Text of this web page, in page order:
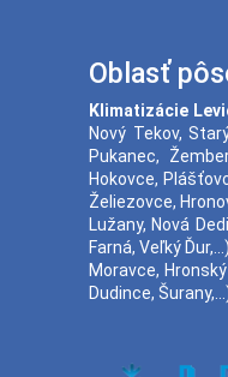
Oblasť
Klimatizácie
Nový Tekov,
Pukanec,
Hokovce,
Želiezovce,
Lužany, Nová
Farná, Veľký Ďur,...)
Moravce,
Dudince, Šurany